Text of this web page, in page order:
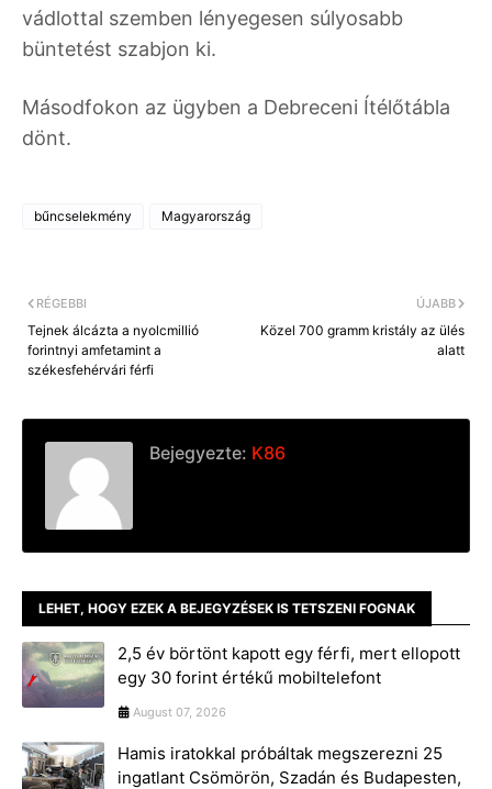
vádlottal szemben lényegesen súlyosabb
büntetést szabjon ki.
Másodfokon az ügyben a Debreceni Ítélőtábla
dönt.
bűncselekmény Magyarország
ÚJABB
Közel 700 gramm kristály az ülés
alatt
RÉGEBBI
Tejnek álcázta a nyolcmillió
forintnyi amfetamint a
székesfehérvári férfi
Bejegyezte: K86
LEHET, HOGY EZEK A BEJEGYZÉSEK IS TETSZENI FOGNAK
2,5 év börtönt kapott egy férfi, mert ellopott
egy 30 forint értékű mobiltelefont
August 07, 2026
Hamis iratokkal próbáltak megszerezni 25
ingatlant Csömörön, Szadán és Budapesten,